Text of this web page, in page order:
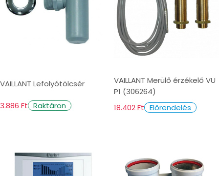
VAILLANT Lefolyótölcsér
3.886 Ft Raktáron
VAILLANT Merülő érzékelő VU
P1 (306264)
18.402 Ft Előrendelés